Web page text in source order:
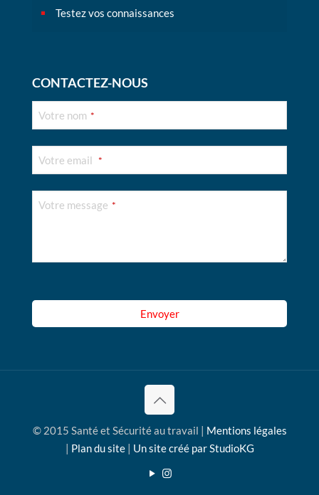
Testez vos connaissances
CONTACTEZ-NOUS
Contact
Email *
Votre nom *
Votre email *
Votre message *
Envoyer
© 2015 Santé et Sécurité au travail | Mentions légales
| Plan du site| Un site créé par StudioKG